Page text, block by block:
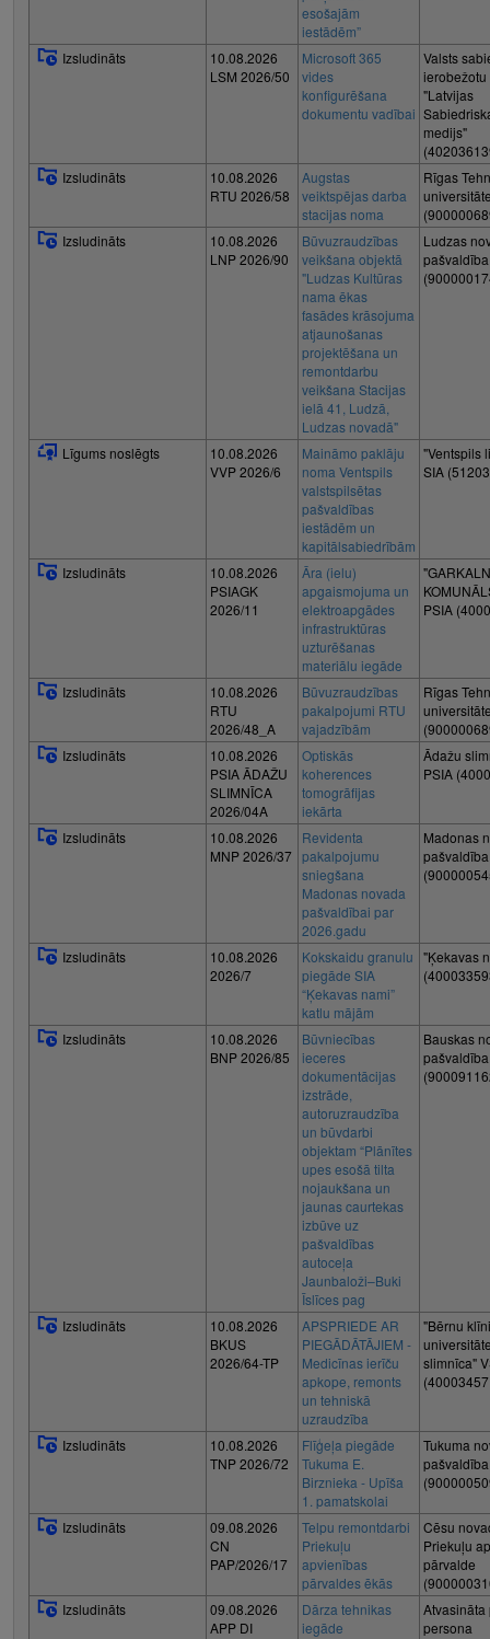
esošajām
iestādēm”
Izsludināts
10.08.2026
LSM 2026/50
Microsoft 365
vides
konfigurēšana
dokumentu vadībai
Valsts
"Latvijas
medijs"
Izsludināts
10.08.2026
RTU 2026/58
Augstas
veiktspējas darba
stacijas noma
Rīgas
Izsludināts
10.08.2026
LNP 2026/90
Būvuzraudzības
veikšana objektā
"Ludzas Kultūras
nama ēkas
fasādes krāsojuma
atjaunošanas
projektēšana un
remontdarbu
veikšana Stacijas
ielā 41, Ludzā,
Ludzas novadā"
Ludzas
pašvaldība
Līgums noslēgts
10.08.2026
VVP 2026/6
Maināmo paklāju
noma Ventspils
valstspilsētas
pašvaldības
iestādēm un
kapitālsabiedrībām
"Ventspils
SIA
Izsludināts
10.08.2026
PSIAGK
2026/11
Āra (ielu)
apgaismojuma un
elektroapgādes
infrastruktūras
uzturēšanas
materiālu iegāde
PSIA
Izsludināts
10.08.2026
RTU
2026/48_A
Būvuzraudzības
pakalpojumi RTU
vajadzībām
Rīgas
Izsludināts
10.08.2026
PSIA ĀDAŽU
SLIMNĪCA
2026/04A
Optiskās
koherences
tomogrāfijas
iekārta
Ādažu
PSIA
Izsludināts
10.08.2026
MNP 2026/37
Revidenta
pakalpojumu
sniegšana
Madonas novada
pašvaldībai par
2026.gadu
Madonas
pašvaldība
Izsludināts
10.08.2026
2026/7
Kokskaidu granulu
piegāde SIA
“Ķekavas nami”
katlu mājām
"Ķekavas
Izsludināts
10.08.2026
BNP 2026/85
Būvniecības
ieceres
dokumentācijas
izstrāde,
autoruzraudzība
un būvdarbi
objektam “Plānītes
upes esošā tilta
nojaukšana un
jaunas caurtekas
izbūve uz
pašvaldības
autoceļa
Jaunbaloži–Buki
Īslīces pag
Bauskas
pašvaldība
Izsludināts
10.08.2026
BKUS
2026/64-TP
APSPRIEDE AR
PIEGĀDĀTĀJIEM -
Medicīnas ierīču
apkope, remonts
un tehniskā
uzraudzība
"Bērnu
slimnīca"
Izsludināts
10.08.2026
TNP 2026/72
Flīģeļa piegāde
Tukuma E.
Birznieka - Upīša
1. pamatskolai
Tukuma
pašvaldība
Izsludināts
09.08.2026
CN
PAP/2026/17
Telpu remontdarbi
Priekuļu
apvienības
pārvaldes ēkās
Cēsu
Priekuļu
pārvalde
Izsludināts
09.08.2026
APP DI
Dārza tehnikas
iegāde
persona